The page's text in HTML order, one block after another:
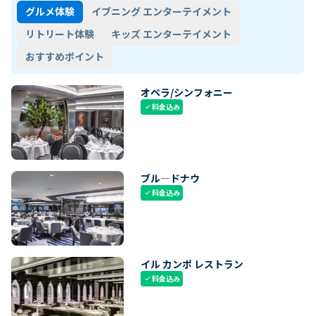
グルメ体験
イブニング エンターテイメント
リトリート体験
キッズ エンターテイメント
おすすめポイント
オペラ/シンフォニー
check料金込み
ブル―ドナウ
check料金込み
イル カンポ レストラン
check料金込み